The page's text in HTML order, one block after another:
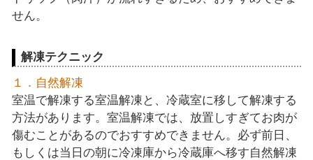
せん。
解凍テクニック
１．自然解凍
室温で解凍する室温解凍と、冷蔵室に移して解凍する
方法があります。室温解凍では、放置しすぎてお肉が
傷むことがあるのでおすすめできません。必ず前日、
もしくは当日の朝に冷凍庫から冷蔵庫へ移す自然解凍